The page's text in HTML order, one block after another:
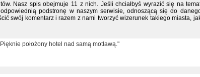
Nasz spis obejmuje 11 z nich. Jeśli chciałbyś wyrazić się na
podstronę w naszym serwisie, odnoszącą się do
swój komentarz i razem z nami tworzyć wizerunek takiego miasta,
położony hotel nad samą motławą."